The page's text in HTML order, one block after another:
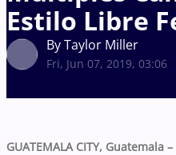
Estilo Libre
By Taylor Miller
Fri, Jun 07, 2019, 03:06
GUATEMALA CITY, Guatemala –